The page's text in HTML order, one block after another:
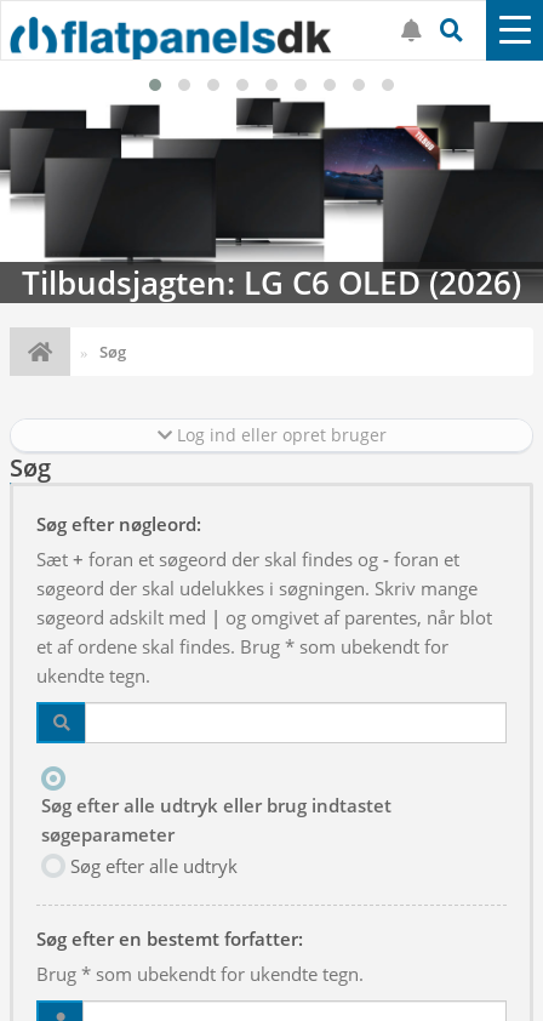
Tilbudsjagten: LG C6 OLED (2026)
Søg
Log ind eller opret bruger
Søg
Søg efter nøgleord:
Sæt + foran et søgeord der skal findes og - foran et
søgeord der skal udelukkes i søgningen. Skriv mange
søgeord adskilt med | og omgivet af parentes, når blot
et af ordene skal findes. Brug * som ubekendt for
ukendte tegn.
Søg efter alle udtryk eller brug indtastet
søgeparameter
Søg efter alle udtryk
Søg efter en bestemt forfatter:
Brug * som ubekendt for ukendte tegn.